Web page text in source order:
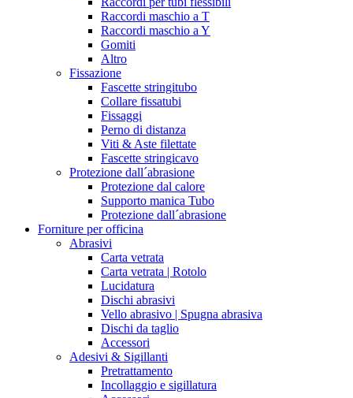
Raccordi maschio a T
Raccordi maschio a Y
Gomiti
Altro
Fissazione
Fascette stringitubo
Collare fissatubi
Fissaggi
Perno di distanza
Viti & Aste filettate
Fascette stringicavo
Protezione dall´abrasione
Protezione dal calore
Supporto manica Tubo
Protezione dall´abrasione
Forniture per officina
Abrasivi
Carta vetrata
Carta vetrata | Rotolo
Lucidatura
Dischi abrasivi
Vello abrasivo | Spugna abrasiva
Dischi da taglio
Accessori
Adesivi & Sigillanti
Pretrattamento
Incollaggio e sigillatura